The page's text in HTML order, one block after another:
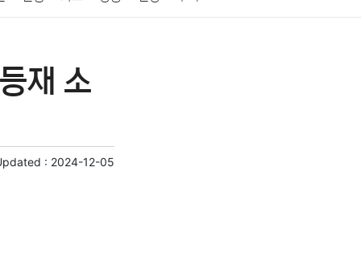
육 교통 생활
재 소
: 2024-12-05